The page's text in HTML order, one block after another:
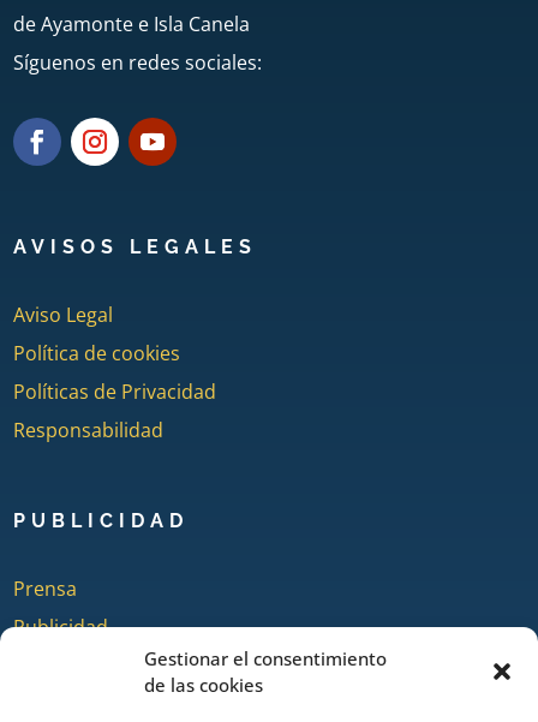
Gestionar el consentimiento
de las cookies
de Ayamonte e Isla Canela
Síguenos en redes sociales:
AVISOS LEGALES
Aviso Legal
Política de cookies
Políticas de Privacidad
Responsabilidad
PUBLICIDAD
Prensa
Publicidad
Quienes somos